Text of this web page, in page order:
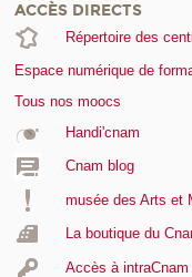
ACCÈS DIRECTS
Répertoire des
Espace numérique de
Tous nos moocs
Handi'cnam
Cnam blog
musée des Arts et
La boutique du
Accès à intraCnam